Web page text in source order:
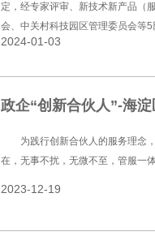
定，经专家评审、新技术新产品（
会、中关村科技园区管理委员会等
十九批）北京市新技术新产品新服务
2024-01-03
政企“创新合伙人”-海
为践行创新合伙人的服务理念
在，无事不扰，无微不至，管服一体
2023-12-19